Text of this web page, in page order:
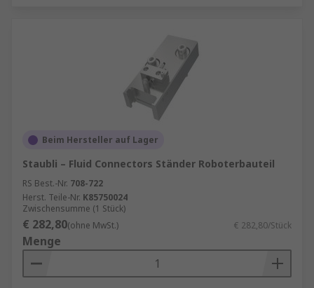
Beim Hersteller auf Lager
Staubli – Fluid Connectors Ständer Roboterbauteil
RS Best.-Nr. 708-722
Herst. Teile-Nr. K85750024
Zwischensumme (1 Stück)
€ 282,80(ohne MwSt.) € 282,80/Stück
Menge